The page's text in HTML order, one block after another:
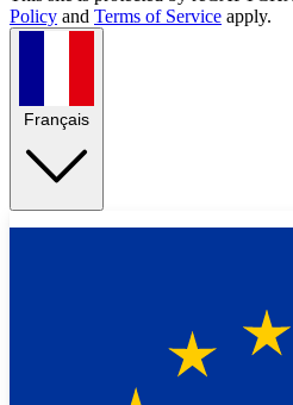
Policy and Terms of Service apply.
Français